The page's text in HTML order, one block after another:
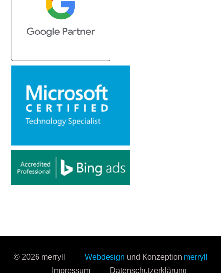
© 2026 merryll Webdesign und Konzeption merryll
Impressum
Datenschutzerklärung